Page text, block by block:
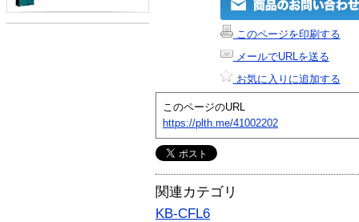
このページを印刷する
メールでURLを送る
お気に入りに追加する
このページのURL
https://plth.me/41002202
関連カテゴリ
KB-CFL6